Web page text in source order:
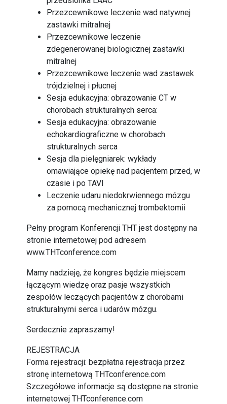
Przezcewnikowe leczenie wad natywnej
zastawki mitralnej
Przezcewnikowe leczenie
zdegenerowanej biologicznej zastawki
mitralnej
Przezcewnikowe leczenie wad zastawek
trójdzielnej i płucnej
Sesja edukacyjna: obrazowanie CT w
chorobach strukturalnych serca:
Sesja edukacyjna: obrazowanie
echokardiograficzne w chorobach
strukturalnych serca
Sesja dla pielęgniarek: wykłady
omawiające opiekę nad pacjentem przed, w
czasie i po TAVI
Leczenie udaru niedokrwiennego mózgu
za pomocą mechanicznej trombektomii
Pełny program Konferencji THT jest dostępny na
stronie internetowej pod adresem
www.THTconference.com
Mamy nadzieję, że kongres będzie miejscem
łączącym wiedzę oraz pasje wszystkich
zespołów leczących pacjentów z chorobami
strukturalnymi serca i udarów mózgu.
Serdecznie zapraszamy!
REJESTRACJA
Forma rejestracji: bezpłatna rejestracja przez
stronę internetowąTHTconference.com
Szczegółowe informacje są dostępne na stronie
internetowejTHTconference.com